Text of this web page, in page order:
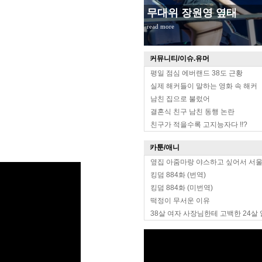
무대위 장원영 옆태
read more
커뮤니티/이슈.유머
평일 점심 에버랜드 38도 근황
실제 해커들이 말하는 영화 속 해커
남친 집으로 불렀어
결혼식 친구 남친 동행 논란
친구가 적을수록 고지능자다 !!?
카툰/애니
옆집 아줌마랑 야스하고 싶어서 서
킹덤 884화 (번역)
킹덤 884화 (미번역)
떡정이 무서운 이유
38살 여자 사장님한테 고백한 24살